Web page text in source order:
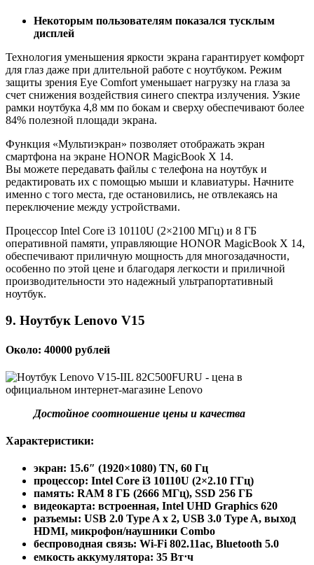
Некоторым пользователям показался тусклым
дисплей
Технология уменьшения яркости экрана гарантирует комфорт
для глаз даже при длительной работе с ноутбуком. Режим
защиты зрения Eye Comfort уменьшает нагрузку на глаза за
счет снижения воздействия синего спектра излучения. Узкие
рамки ноутбука 4,8 мм по бокам и сверху обеспечивают более
84% полезной площади экрана.
Функция «Мультиэкран» позволяет отображать экран
смартфона на экране HONOR MagicBook Х 14.
Вы можете передавать файлы с телефона на ноутбук и
редактировать их с помощью мыши и клавиатуры. Начните
именно с того места, где остановились, не отвлекаясь на
переключение между устройствами.
Процессор Intel Core i3 10110U (2×2100 МГц) и 8 ГБ
оперативной памяти, управляющие HONOR MagicBook Х 14,
обеспечивают приличную мощность для многозадачности,
особенно по этой цене и благодаря легкости и приличной
производительности это надежный ультрапортативный
ноутбук.
9. Ноутбук Lenovo V15
Около: 40000 рублей
Достойное соотношение цены и качества
Характеристики:
экран: 15.6″ (1920×1080) TN, 60 Гц
процессор: Intel Core i3 10110U (2×2.10 ГГц)
память: RAM 8 ГБ (2666 МГц), SSD 256 ГБ
видеокарта: встроенная, Intel UHD Graphics 620
разъемы: USB 2.0 Type A x 2, USB 3.0 Type A, выход
HDMI, микрофон/наушники Combo
беспроводная связь: Wi-Fi 802.11ac, Bluetooth 5.0
емкость аккумулятора: 35 Вт⋅ч